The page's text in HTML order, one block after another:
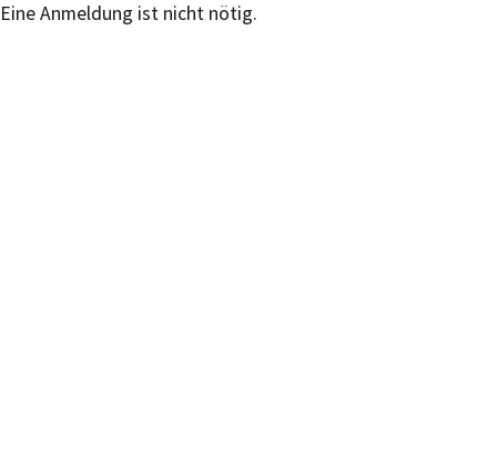
Eine Anmeldung ist nicht nötig.